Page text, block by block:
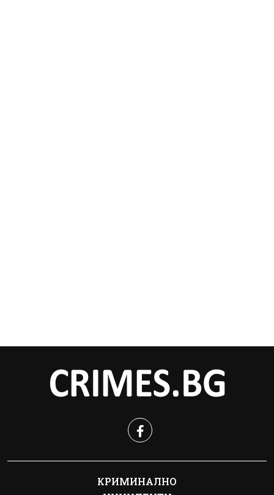
КРИМИНАЛНО